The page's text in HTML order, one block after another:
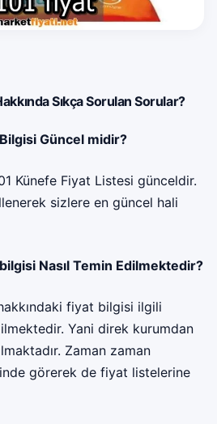
Sıkça Sorulan Sorular?
Güncel midir?
Künefe Fiyat Listesi günceldir.
sizlere en güncel hali
Nasıl Temin Edilmektedir?
fiyat bilgisi ilgili
Yani direk kurumdan
Zaman zaman
görerek de fiyat listelerine